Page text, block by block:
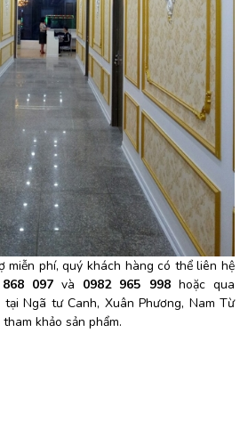
phí, quý khách hàng có thể liên hệ
097và 0982 965 998hoặc qua
Ngã tư Canh, Xuân Phương, Nam Từ
khảo sản phẩm.